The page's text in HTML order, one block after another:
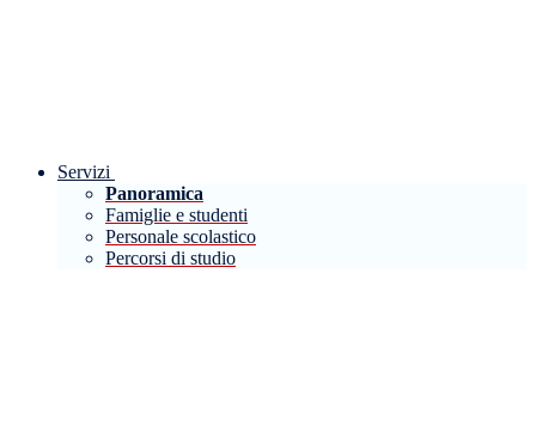
Servizi
Panoramica
Famiglie e studenti
Personale scolastico
Percorsi di studio